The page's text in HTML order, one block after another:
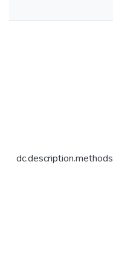
dc.description.methods